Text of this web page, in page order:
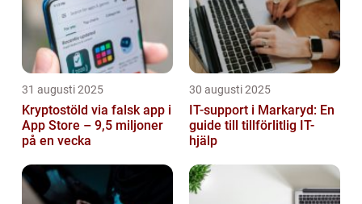
31 augusti 2025
Kryptostöld via falsk app i
App Store – 9,5 miljoner
på en vecka
30 augusti 2025
IT-support i Markaryd: En
guide till tillförlitlig IT-
hjälp